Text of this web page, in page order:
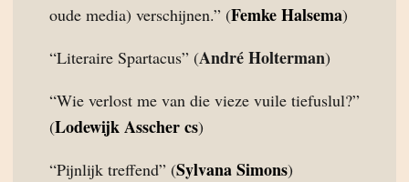
oude media) verschijnen.” (Femke Halsema)
“Literaire Spartacus” (André Holterman)
“Wie verlost me van die vieze vuile tiefuslul?”
(Lodewijk Asscher cs)
“Pijnlijk treffend” (Sylvana Simons)